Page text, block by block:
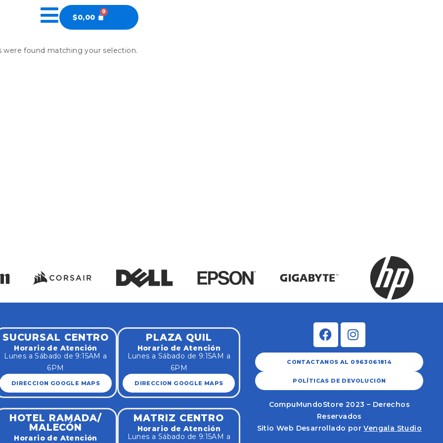
$0,00
were found matching your selection.
SUCURSAL CENTRO
Horario de Atención
Lunes a Sábado de 9:15AM a
6PM
DIRECCION GOOGLE MAPS
PLAZA QUIL
Horario de Atención
Lunes a Sábado de 9:15AM a
6PM
DIRECCION GOOGLE MAPS
HOTEL RAMADA/
MALECÓN
Horario de Atención
MATRIZ CENTRO
Horario de Atención
Lunes a Sábado de 9:15AM a
CONTACTANOS AL 0963061814
POLÍTICAS DE DEVOLUCIÓN
CompuMundoStore 2023 – Derechos
Reservados
Sitio Web Desarrollado porVengala Studio